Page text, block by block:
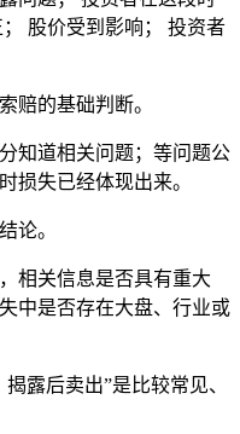
股价受到影响； 投资者
赔的基础判断。
知道相关问题；等问题公
损失已经体现出来。
论。
相关信息是否具有重大
中是否存在大盘、行业或
露后卖出”是比较常见、